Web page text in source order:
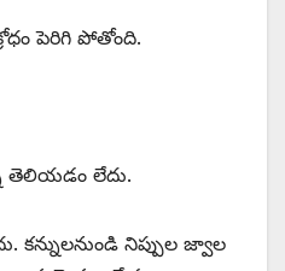
పెరిగి పోతోంది.
తెలియడం లేదు.
కన్నులనుండి నిప్పుల జ్వాల